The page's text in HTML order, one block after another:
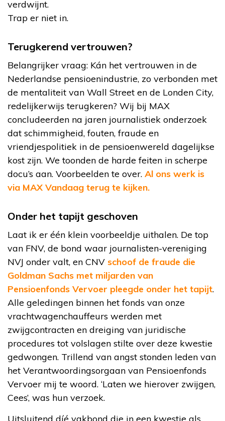
verdwijnt.
Trap er niet in.
Terugkerend vertrouwen?
Belangrijker vraag: Kán het vertrouwen in de
Nederlandse pensioenindustrie, zo verbonden met
de mentaliteit van Wall Street en de Londen City,
redelijkerwijs terugkeren? Wij bij MAX
concludeerden na jaren journalistiek onderzoek
dat schimmigheid, fouten, fraude en
vriendjespolitiek in de pensioenwereld dagelijkse
kost zijn. We toonden de harde feiten in scherpe
docu’s aan. Voorbeelden te over. Al ons werk is
via MAX Vandaag terug te kijken.
Onder het tapijt geschoven
Laat ik er één klein voorbeeldje uithalen. De top
van FNV, de bond waar journalisten-vereniging
NVJ onder valt, en CNV schoof de fraude die
Goldman Sachs met miljarden van
Pensioenfonds Vervoer pleegde onder het tapijt.
Alle geledingen binnen het fonds van onze
vrachtwagenchauffeurs werden met
zwijgcontracten en dreiging van juridische
procedures tot volslagen stilte over deze kwestie
gedwongen. Trillend van angst stonden leden van
het Verantwoordingsorgaan van Pensioenfonds
Vervoer mij te woord. ‘Laten we hierover zwijgen,
Cees’, was hun verzoek.
Uitsluitend díé vakbond die in een kwestie als